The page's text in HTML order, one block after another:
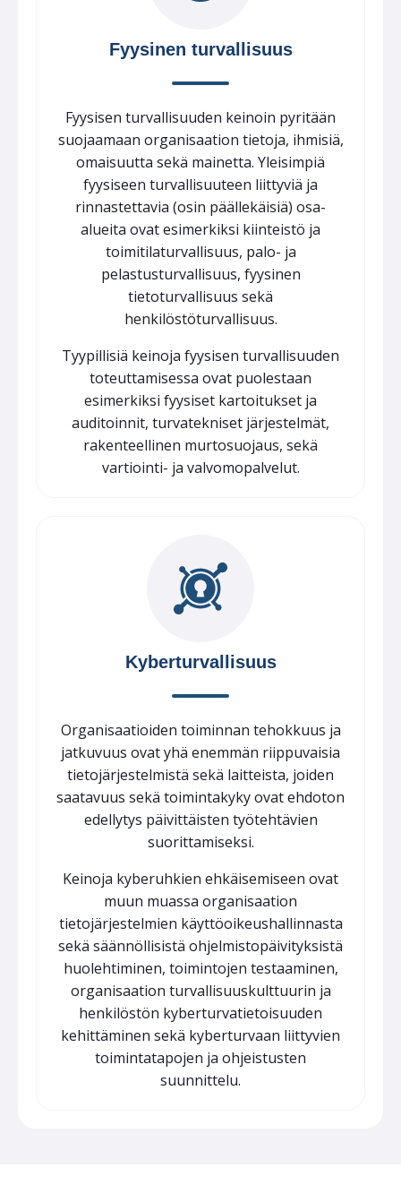
Fyysinen turvallisuus
Fyysisen turvallisuuden keinoin pyritään
suojaamaan organisaation tietoja, ihmisiä,
omaisuutta sekä mainetta. Yleisimpiä
fyysiseen turvallisuuteen liittyviä ja
rinnastettavia (osin päällekäisiä) osa-
alueita ovat esimerkiksi kiinteistö ja
toimitilaturvallisuus, palo- ja
pelastusturvallisuus, fyysinen
tietoturvallisuus sekä
henkilöstöturvallisuus.
Tyypillisiä keinoja fyysisen turvallisuuden
toteuttamisessa ovat puolestaan
esimerkiksi fyysiset kartoitukset ja
auditoinnit, turvatekniset järjestelmät,
rakenteellinen murtosuojaus, sekä
vartiointi- ja valvomopalvelut.
Kyberturvallisuus
Organisaatioiden toiminnan tehokkuus ja
jatkuvuus ovat yhä enemmän riippuvaisia
tietojärjestelmistä sekä laitteista, joiden
saatavuus sekä toimintakyky ovat ehdoton
edellytys päivittäisten työtehtävien
suorittamiseksi.
Keinoja kyberuhkien ehkäisemiseen ovat
muun muassa organisaation
tietojärjestelmien käyttöoikeushallinnasta
sekä säännöllisistä ohjelmistopäivityksistä
huolehtiminen, toimintojen testaaminen,
organisaation turvallisuuskulttuurin ja
henkilöstön kyberturvatietoisuuden
kehittäminen sekä kyberturvaan liittyvien
toimintatapojen ja ohjeistusten
suunnittelu.